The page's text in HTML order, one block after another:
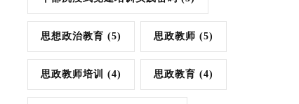
思想政治教育 (5) 思政教师 (5)
思政教师培训 (4) 思政教育 (4)